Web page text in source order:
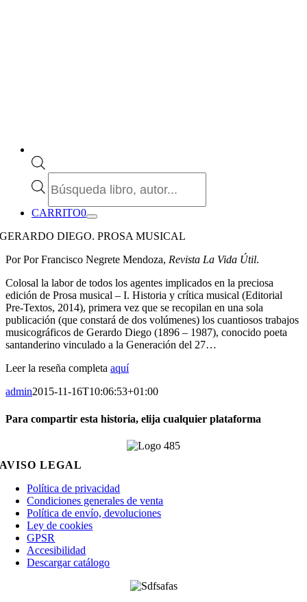
de
CARRITO0
GERARDO DIEGO. PROSA MUSICAL
Por Por Francisco Negrete Mendoza, Revista La Vida Útil.
Colosal la labor de todos los agentes implicados en la preciosa
edición de Prosa musical – I. Historia y crítica musical (Editorial
Pre-Textos, 2014), primera vez que se recopilan en una sola
publicación (que constará de dos volúmenes) los cuantiosos trabajos
musicográficos de Gerardo Diego (1896 – 1987), conocido poeta
santanderino vinculado a la Generación del 27…
Leer la reseña completa aquí
admin2015-11-16T10:06:53+01:00
Para compartir esta historia, elija cualquier plataforma
AVISO LEGAL
Política de privacidad
Condiciones generales de venta
Política de envío, devoluciones
Ley de cookies
GPSR
Accesibilidad
Descargar catálogo